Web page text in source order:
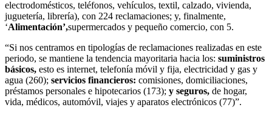
electrodomésticos, teléfonos, vehículos, textil, calzado, vivienda,
juguetería, librería), con 224 reclamaciones; y, finalmente,
‘Alimentación’,supermercados y pequeño comercio, con 5.
“Si nos centramos en tipologías de reclamaciones realizadas en este
periodo, se mantiene la tendencia mayoritaria hacia los: suministros
básicos, esto es internet, telefonía móvil y fija, electricidad y gas y
agua (260); servicios financieros: comisiones, domiciliaciones,
préstamos personales e hipotecarios (173); y seguros, de hogar,
vida, médicos, automóvil, viajes y aparatos electrónicos (77)”.